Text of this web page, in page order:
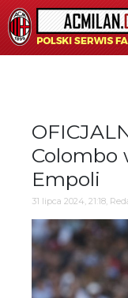
Colombo
Empoli
31 lipca 2024, 21:18,